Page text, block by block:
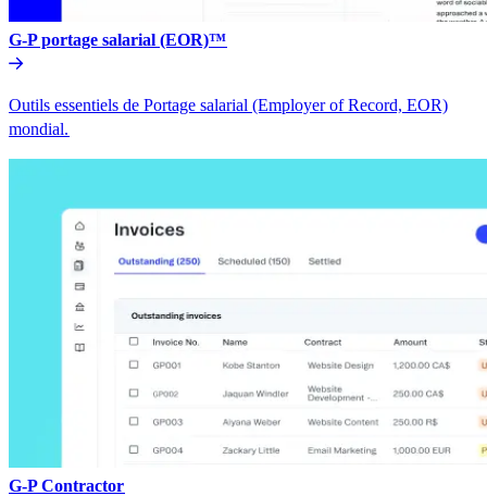
G-P portage salarial (EOR)™​​
Outils essentiels de Portage salarial (Employer of Record, EOR)
mondial.​​
G-P Contractor​​